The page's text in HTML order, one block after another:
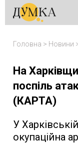
Головна > Новини
На
поспіль
(КАРТА)
У
окупаційна